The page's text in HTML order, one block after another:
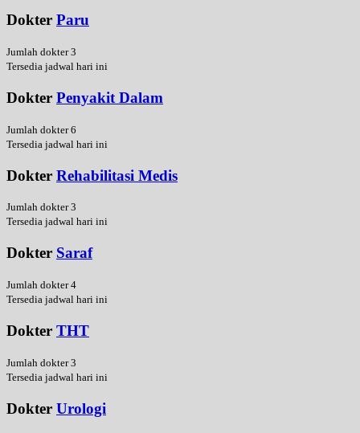
Dokter Paru
Jumlah dokter 3
Tersedia jadwal hari ini
Dokter Penyakit Dalam
Jumlah dokter 6
Tersedia jadwal hari ini
Dokter Rehabilitasi Medis
Jumlah dokter 3
Tersedia jadwal hari ini
Dokter Saraf
Jumlah dokter 4
Tersedia jadwal hari ini
Dokter THT
Jumlah dokter 3
Tersedia jadwal hari ini
Dokter Urologi